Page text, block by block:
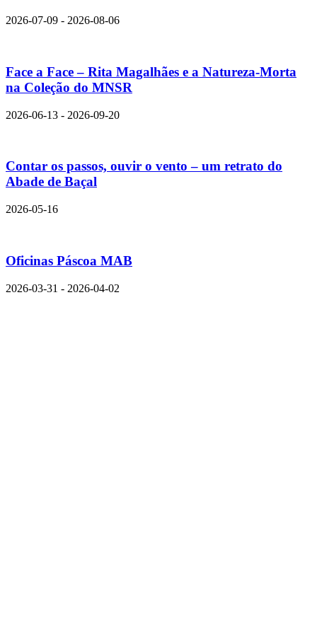
2026-07-09 - 2026-08-06
Face a Face – Rita Magalhães e a Natureza-Morta
na Coleção do MNSR
2026-06-13 - 2026-09-20
Contar os passos, ouvir o vento – um retrato do
Abade de Baçal
2026-05-16
Oficinas Páscoa MAB
2026-03-31 - 2026-04-02